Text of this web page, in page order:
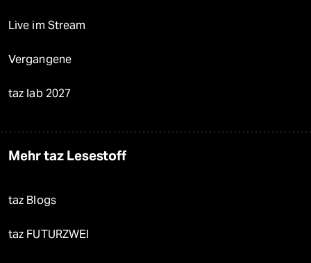
Live im Stream
Vergangene
taz lab 2027
Mehr taz Lesestoff
taz Blogs
taz FUTURZWEI